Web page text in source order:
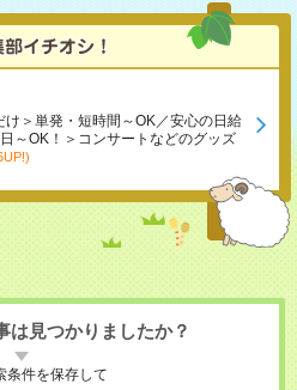
け＞単発・短時間～OK／安心の日給
～OK！＞コンサートなどのグッズ
は見つかりましたか？
条件を保存して